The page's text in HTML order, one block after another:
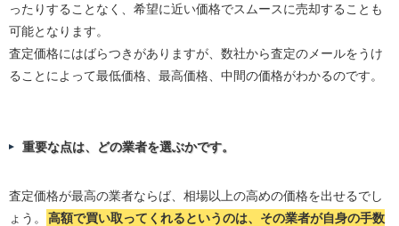
ったりすることなく、希望に近い価格でスムースに売却することも
可能となります。
査定価格にはばらつきがありますが、数社から査定のメールをうけ
ることによって最低価格、最高価格、中間の価格がわかるのです。
重要な点は、どの業者を選ぶかです。
査定価格が最高の業者ならば、相場以上の高めの価格を出せるでし
ょう。
高額で買い取ってくれるというのは、その業者が自身の手数